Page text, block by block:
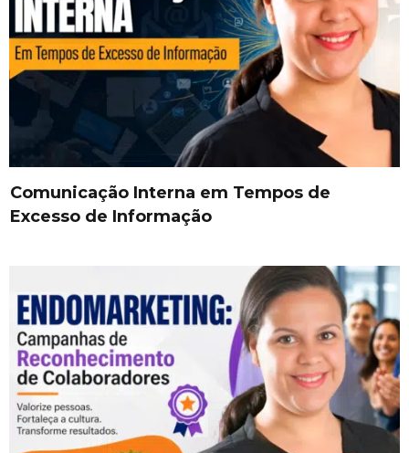
Comunicação Interna em Tempos de
Excesso de Informação